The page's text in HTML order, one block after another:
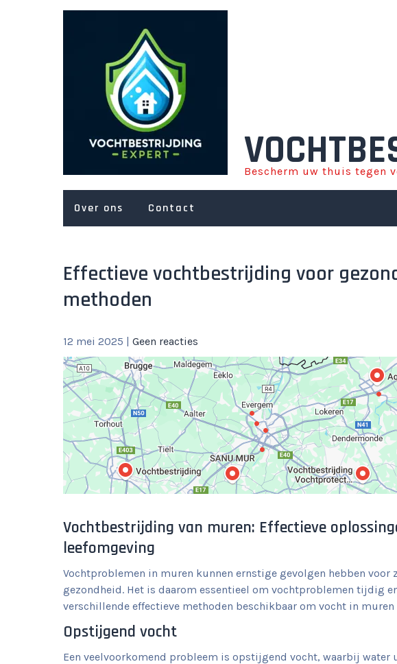
Bescherm uw thuis tegen
Over ons Contact
Effectieve vochtbestrijding voor
methoden
12 mei 2025 | Geen reacties
Vochtbestrijding van muren: Effectieve
leefomgeving
Vochtproblemen in muren kunnen ernstige gevolgen hebben
gezondheid. Het is daarom essentieel om vochtproblemen tijdig
verschillende effectieve methoden beschikbaar om vocht in
Opstijgend vocht
Een veelvoorkomend probleem is opstijgend vocht, waarbij